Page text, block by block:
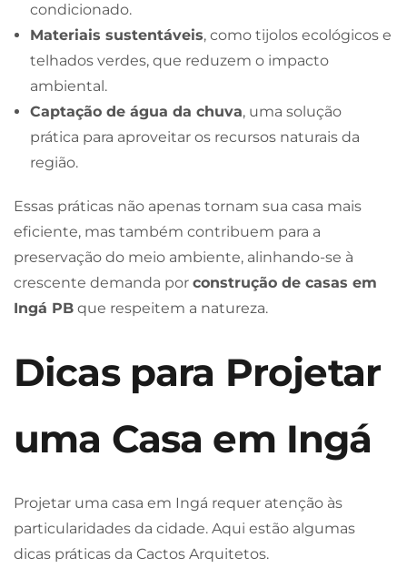
condicionado.
Materiais sustentáveis, como tijolos ecológicos e
telhados verdes, que reduzem o impacto
ambiental.
Captação de água da chuva, uma solução
prática para aproveitar os recursos naturais da
região.
Essas práticas não apenas tornam sua casa mais
eficiente, mas também contribuem para a
preservação do meio ambiente, alinhando-se à
crescente demanda por construção de casas em
Ingá PB que respeitem a natureza.
Dicas para Projetar
uma Casa em Ingá
Projetar uma casa em Ingá requer atenção às
particularidades da cidade. Aqui estão algumas
dicas práticas da Cactos Arquitetos.